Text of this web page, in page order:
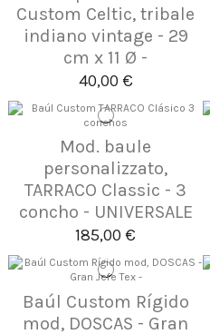
Custom Celtic, tribale
indiano vintage - 29
cm x 11 Ø -
40,00 €
Mod. baule
personalizzato,
TARRACO Classic - 3
concho - UNIVERSALE
185,00 €
Baúl Custom Rígido
mod, DOSCAS - Gran